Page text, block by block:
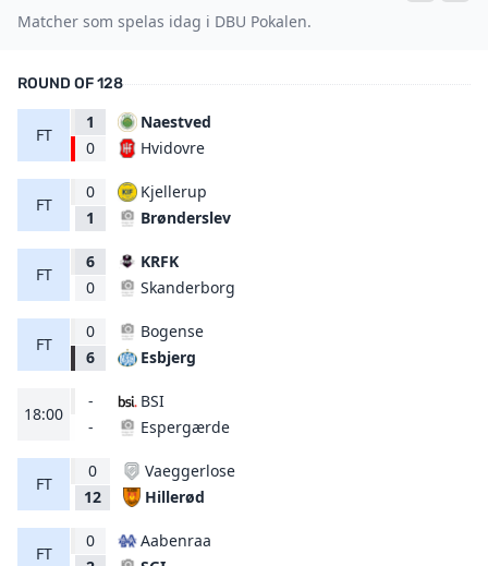
Matcher som spelas idag i DBU Pokalen.
ROUND OF 128
FT
1
0
Naestved
Hvidovre
FT
0
1
Kjellerup
Brønderslev
FT
6
0
KRFK
Skanderborg
FT
0
6
Bogense
Esbjerg
18:00
-
-
BSI
Espergærde
FT
0
12
Vaeggerlose
Hillerød
FT
0
Aabenraa